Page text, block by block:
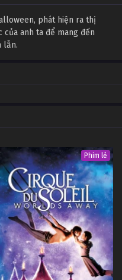
phát hiện ra thị
anh ta để mang đến
lẫn.
Phim lẻ